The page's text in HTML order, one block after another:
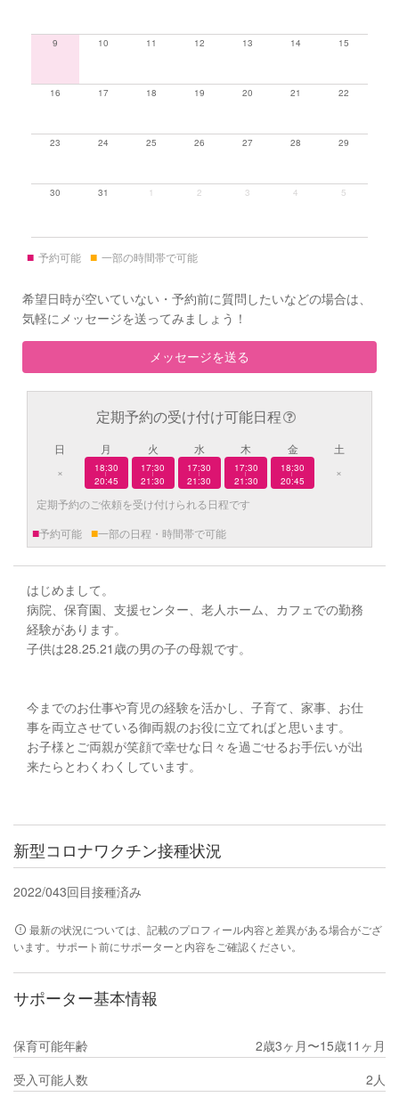
9 10 11 12 13 14 15
16 17 18 19 20 21 22
23 24 25 26 27 28 29
30 31 1 2 3 4 5
■ 予約可能 ■ 一部の時間帯で可能
希望日時が空いていない・予約前に質問したいなどの場合は、
気軽にメッセージを送ってみましょう！
メッセージを送る
定期予約の受け付け可能日程
日
×
月
18:30
|
20:45
火
17:30
|
21:30
水
17:30
|
21:30
木
17:30
|
21:30
金
18:30
|
20:45
土
×
定期予約のご依頼を受け付けられる日程です
■予約可能 ■一部の日程・時間帯で可能
はじめまして。
病院、保育園、支援センター、老人ホーム、カフェでの勤務
経験があります。
子供は28.25.21歳の男の子の母親です。
今までのお仕事や育児の経験を活かし、子育て、家事、お仕
事を両立させている御両親のお役に立てればと思います。
お子様とご両親が笑顔で幸せな日々を過ごせるお手伝いが出
来たらとわくわくしています。
新型コロナワクチン接種状況
2022/043回目接種済み
最新の状況については、記載のプロフィール内容と差異がある場合がござ
います。サポート前にサポーターと内容をご確認ください。
サポーター基本情報
保育可能年齢
2歳3ヶ月〜15歳11ヶ月
受入可能人数
2人